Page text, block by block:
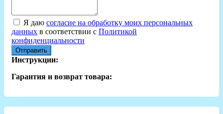
Я даю согласие на обработку моих персональных
данных в соответствии с Политикой
конфиденциальности
Отправить
Инструкции:
Гарантия и возврат товара: